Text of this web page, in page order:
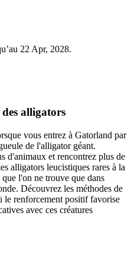
22 Apr, 2028.
alligators
vous entrez à Gatorland par
de l'alligator géant.
d'animaux et rencontrez plus de
alligators leucistiques rares à la
l'on ne trouve que dans
Découvrez les méthodes de
le renforcement positif favorise
avec ces créatures